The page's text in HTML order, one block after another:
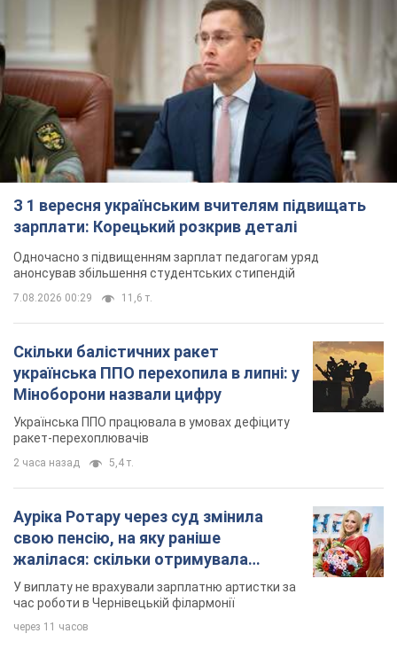
З 1 вересня українським вчителям підвищать
зарплати: Корецький розкрив деталі
Одночасно з підвищенням зарплат педагогам уряд
анонсував збільшення студентських стипендій
7.08.2026 00:29 11,6 т.
Скільки балістичних ракет
українська ППО перехопила в липні: у
Міноборони назвали цифру
Українська ППО працювала в умовах дефіциту
ракет-перехоплювачів
2 часа назад 5,4 т.
Ауріка Ротару через суд змінила
свою пенсію, на яку раніше
жалілася: скільки отримувала
співачка
У виплату не врахували зарплатню артистки за
час роботи в Чернівецькій філармонії
через 11 часов